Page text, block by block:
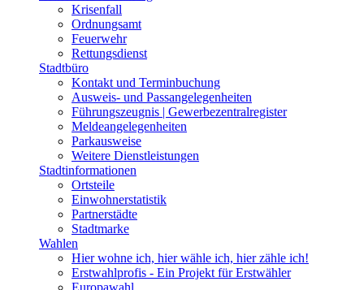
Krisenfall
Ordnungsamt
Feuerwehr
Rettungsdienst
Stadtbüro
Kontakt und Terminbuchung
Ausweis- und Passangelegenheiten
Führungszeugnis | Gewerbezentralregister
Meldeangelegenheiten
Parkausweise
Weitere Dienstleistungen
Stadtinformationen
Ortsteile
Einwohnerstatistik
Partnerstädte
Stadtmarke
Wahlen
Hier wohne ich, hier wähle ich, hier zähle ich!
Erstwahlprofis - Ein Projekt für Erstwähler
Europawahl